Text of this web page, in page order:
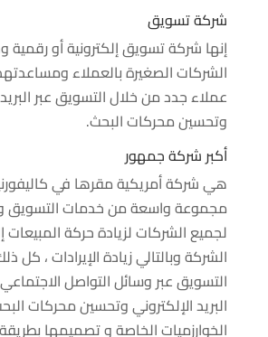
شركة تسويق
إنها شركة تسويق إلكترونية أو رقمية
الشركات الصغيرة بالعملاء
عملاء جدد من خلال التسويق عبر
وتحسين محركات البحث.
أكبر شركة جمهور
هي شركة أمريكية مقرها في
مجموعة واسعة من خدمات التسويق
لجميع الشركات لزيادة حركة
الشركة وبالتالي زيادة الإيرادات ، كل
التسويق عبر وسائل التواصل
البريد الإلكتروني وتحسين محركات
الخوارزميات الخاصة و تصميمها